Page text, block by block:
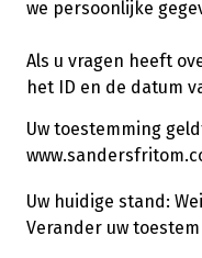
we persoonlijke
Als u vragen heeft
het ID en de datum
Uw toestemming
Uw huidige stand:
Verander uw